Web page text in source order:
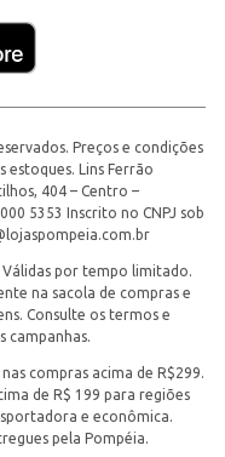
Preços e condições
Lins Ferrão
404 – Centro –
5353 Inscrito no CNPJ sob
Válidas por tempo limitado.
na sacola de compras e
Consulte os termos e
campanhas.
compras acima de R$299.
de R$ 199 para regiões
e econômica.
pela Pompéia.